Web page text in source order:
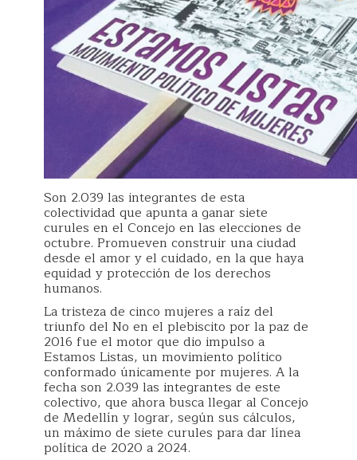
Son 2.039 las integrantes de esta
colectividad que apunta a ganar siete
curules en el Concejo en las elecciones de
octubre. Promueven construir una ciudad
desde el amor y el cuidado, en la que haya
equidad y protección de los derechos
humanos.
La tristeza de cinco mujeres a raíz del
triunfo del No en el plebiscito por la paz de
2016 fue el motor que dio impulso a
Estamos Listas, un movimiento político
conformado únicamente por mujeres. A la
fecha son 2.039 las integrantes de este
colectivo, que ahora busca llegar al Concejo
de Medellín y lograr, según sus cálculos,
un máximo de siete curules para dar línea
política de 2020 a 2024.